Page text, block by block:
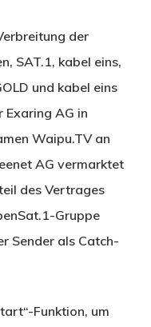
der
SAT.1, kabel eins,
und kabel eins
Exaring AG in
Waipu.TV an
AG vermarktet
des Vertrages
Gruppe
Sender als Catch-
Funktion, um